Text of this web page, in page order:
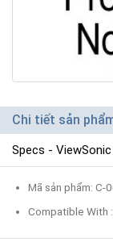
Chi tiết sản
Specs - ViewSonic
Mã sản phẩm: C-
Compatible With